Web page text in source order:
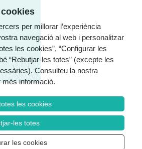
per millorar l’experiència
navegació al web i personalitzar
les cookies”, “Configurar les
“Rebutjar-les totes” (excepte les
Consulteu la nostra
informació.
les cookies
les totes
les cookies